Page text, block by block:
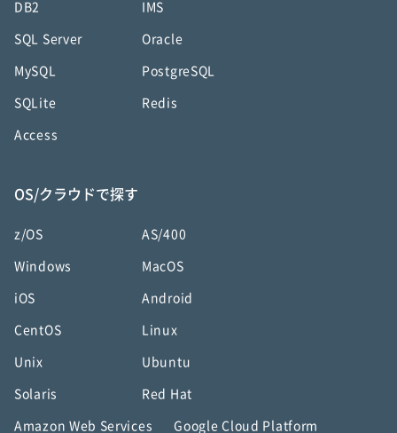
DB2 IMS
SQL Server Oracle
MySQL PostgreSQL
SQLite Redis
Access
OS/クラウドで探す
z/OS AS/400
Windows MacOS
iOS Android
CentOS Linux
Unix Ubuntu
Solaris Red Hat
Amazon Web Services Google Cloud Platform